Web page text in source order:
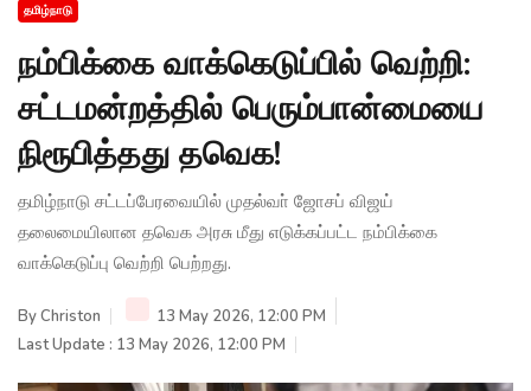
தமிழ்நாடு
நம்பிக்கை வாக்கெடுப்பில் வெற்றி:
சட்டமன்றத்தில் பெரும்பான்மையை
நிரூபித்தது தவெக!
தமிழ்நாடு சட்டப்பேரவையில் முதல்வா் ஜோசப் விஜய்
தலைமையிலான தவெக அரசு மீது எடுக்கப்பட்ட நம்பிக்கை
வாக்கெடுப்பு வெற்றி பெற்றது.
ByChriston
13 May 2026, 12:00 PM
Last Update : 13 May 2026, 12:00 PM